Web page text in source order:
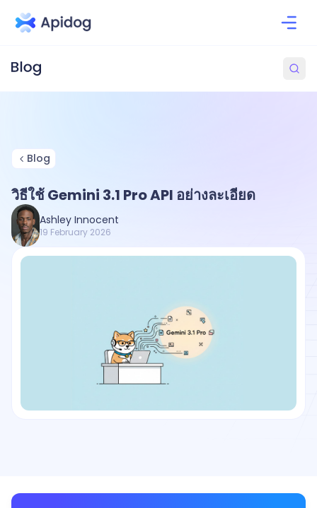
Blog
วิธีใช้ Gemini 3.1 Pro API อย่างละเอียด
Ashley Innocent
19 February 2026